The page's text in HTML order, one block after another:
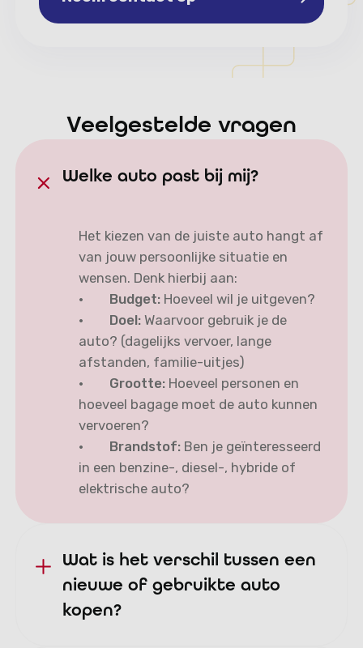
Veelgestelde vragen
Welke auto past bij mij?
Het kiezen van de juiste auto hangt af
van jouw persoonlijke situatie en
wensen. Denk hierbij aan:
· Budget:Hoeveel wil je uitgeven?
· Doel:Waarvoor gebruik je de
auto? (dagelijks vervoer, lange
afstanden, familie-uitjes)
· Grootte:Hoeveel personen en
hoeveel bagage moet de auto kunnen
vervoeren?
· Brandstof:Ben je geïnteresseerd
in een benzine-, diesel-, hybride of
elektrische auto?
Wat is het verschil tussen een
nieuwe of gebruikte auto
kopen?